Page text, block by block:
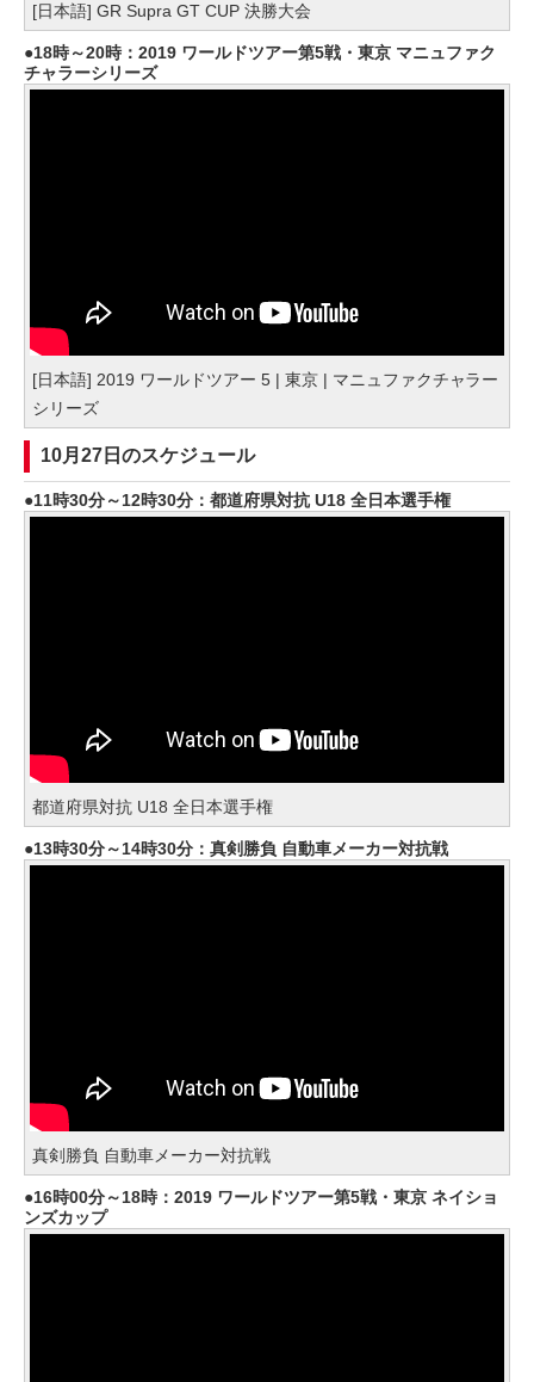
[日本語] GR Supra GT CUP 決勝大会
18時～20時：2019 ワールドツアー第5戦・東京 マニュファク
チャラーシリーズ
[日本語] 2019 ワールドツアー 5 | 東京 | マニュファクチャラー
シリーズ
10月27日のスケジュール
11時30分～12時30分：都道府県対抗 U18 全日本選手権
都道府県対抗 U18 全日本選手権
13時30分～14時30分：真剣勝負 自動車メーカー対抗戦
真剣勝負 自動車メーカー対抗戦
16時00分～18時：2019 ワールドツアー第5戦・東京 ネイショ
ンズカップ